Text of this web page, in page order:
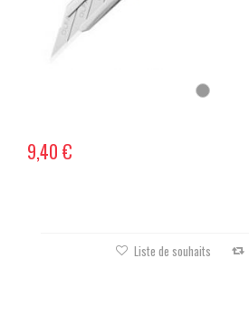
9,40 €
Liste de souhaits